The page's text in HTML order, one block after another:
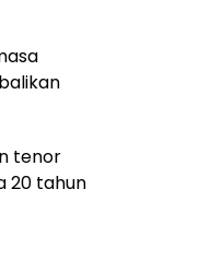
tenor
20 tahun